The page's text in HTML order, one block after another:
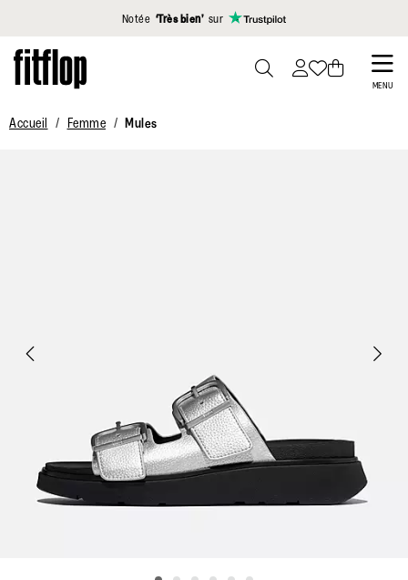
Cliquez pour consulter notre déclaration d'accessibilité
Notée ‘Très bien’ sur
Skip
to
content
MENU
Accueil Femme Mules